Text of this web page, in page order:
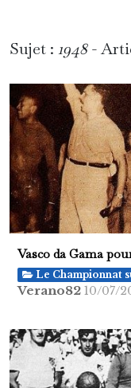
Sujet : 1948-
Vasco da Gama
Le Championnat
Verano82 10/07/